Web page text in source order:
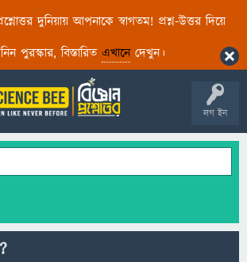
দুনিয়ায় আপনাকে স্বাগতম! প্রশ্ন-উত্তর দিয়ে
পুরস্কার, বিস্তারিত এখানেদেখুন।
লগ ইন